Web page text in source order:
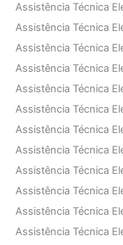
Assistência Técnica
Assistência Técnica
Assistência Técnica
Assistência Técnica
Assistência Técnica
Assistência Técnica
Assistência Técnica
Assistência Técnica
Assistência Técnica
Assistência Técnica
Assistência Técnica
Assistência Técnica